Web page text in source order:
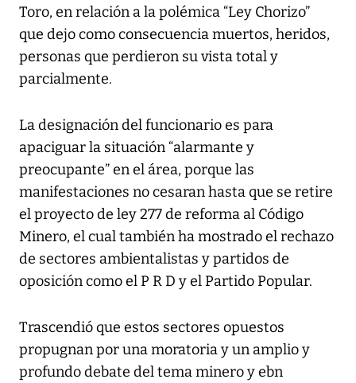
Toro, en relación a la polémica “Ley Chorizo”
que dejo como consecuencia muertos, heridos,
personas que perdieron su vista total y
parcialmente.
La designación del funcionario es para
apaciguar la situación “alarmante y
preocupante” en el área, porque las
manifestaciones no cesaran hasta que se retire
el proyecto de ley 277 de reforma al Código
Minero, el cual también ha mostrado el rechazo
de sectores ambientalistas y partidos de
oposición como el P R D y el Partido Popular.
Trascendió que estos sectores opuestos
propugnan por una moratoria y un amplio y
profundo debate del tema minero y ebn